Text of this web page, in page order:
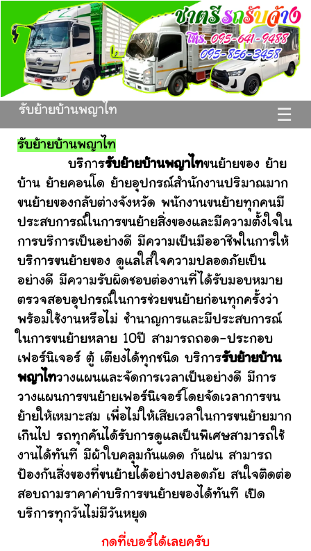
☰
รับย้ายบ้านพญาไท
รับย้ายบ้านพญาไท
บริการรับย้ายบ้านพญาไทขนย้ายของ ย้าย
บ้าน ย้ายคอนโด ย้ายอุปกรณ์สำนักงานปริมาณมาก
ขนย้ายของกลับต่างจังหวัด พนักงานขนย้ายทุกคนมี
ประสบการณ์ในการขนย้ายสิ่งของและมีความตั้งใจใน
การบริการเป็นอย่างดี มีความเป็นมืออาชีพในการให้
บริการขนย้ายของ ดูแลใส่ใจความปลอดภัยเป็น
อย่างดี มีความรับผิดชอบต่องานที่ได้รับมอบหมาย
ตรวจสอบอุปกรณ์ในการช่วยขนย้ายก่อนทุกครั้งว่า
พร้อมใช้งานหรือไม่ ชำนาญการและมีประสบการณ์
ในการขนย้ายหลาย 10ปี สามารถถอด-ประกอบ
เฟอร์นิเจอร์ ตู้ เตียงได้ทุกชนิด บริการรับย้ายบ้าน
พญาไทวางแผนและจัดการเวลาเป็นอย่างดี มีการ
วางแผนการขนย้ายเฟอร์นิเจอร์โดยจัดเวลาการขน
ย้ายให้เหมาะสม เพื่อไม่ให้เสียเวลาในการขนย้ายมาก
เกินไป รถทุกคันได้รับการดูแลเป็นพิเศษสามารถใช้
งานได้ทันที มีผ้าใบคลุมกันแดด กันฝน สามารถ
ป้องกันสิ่งของที่ขนย้ายได้อย่างปลอดภัย สนใจติดต่อ
สอบถามราคาค่าบริการขนย้ายของได้ทันที เปิด
บริการทุกวันไม่มีวันหยุด
กดที่เบอร์ได้เลยครับ